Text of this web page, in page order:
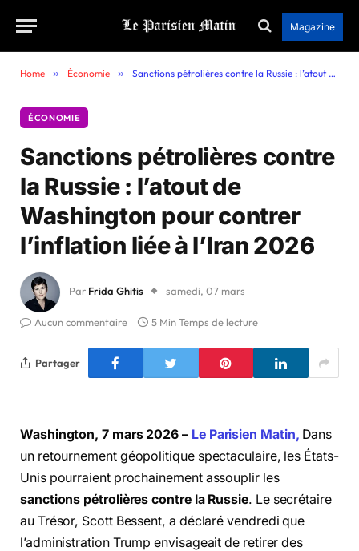
Magazine
Home » Économie » Sanctions pétrolières contre la Russie : l’atout de Washington pour contrer l’inflation liée à l’Iran 2026
ÉCONOMIE
Sanctions pétrolières contre
la Russie : l’atout de
Washington pour contrer
l’inflation liée à l’Iran 2026
Par Frida Ghitis samedi, 07 mars
Aucun commentaire 5 Min Temps de lecture
Partager
Washington, 7 mars 2026 – Le Parisien Matin, Dans
un retournement géopolitique spectaculaire, les États-
Unis pourraient prochainement assouplir les
sanctions pétrolières contre la Russie. Le secrétaire
au Trésor, Scott Bessent, a déclaré vendredi que
l’administration Trump envisageait de retirer des